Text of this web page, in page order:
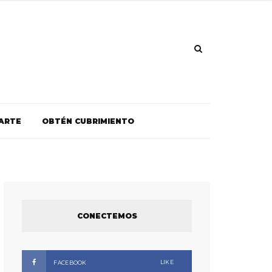
OBTÉN CUBRIMIENTO
CONECTEMOS
FACEBOOK LIKE